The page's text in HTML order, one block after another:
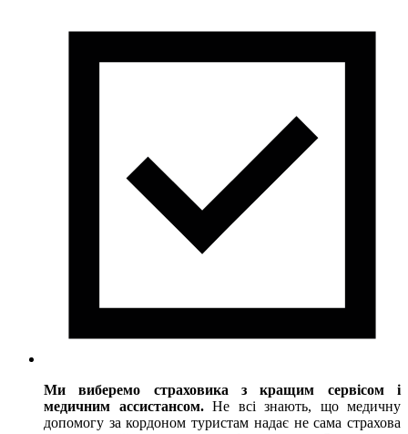
Ми виберемо страховика з кращим сервісом і
медичним ассистансом.Не всі знають, що медичну
допомогу за кордоном туристам надає не сама страхова